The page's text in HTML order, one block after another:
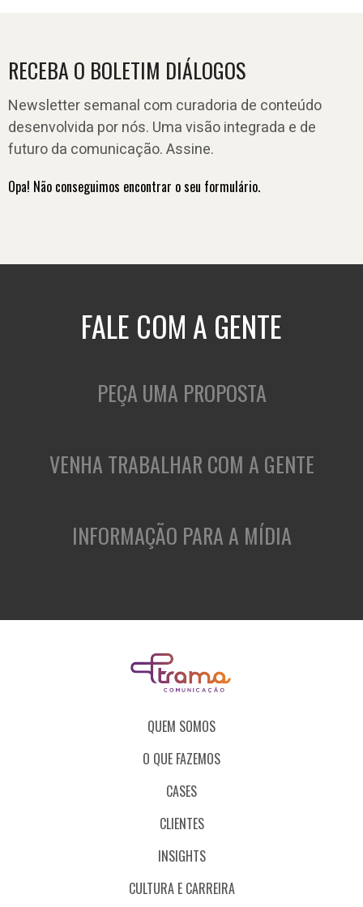
RECEBA O BOLETIM DIÁLOGOS
Newsletter semanal com curadoria de conteúdo
desenvolvida por nós. Uma visão integrada e de
futuro da comunicação. Assine.
Opa! Não conseguimos encontrar o seu formulário.
FALE COM A GENTE
PEÇA UMA PROPOSTA
VENHA TRABALHAR COM A GENTE
INFORMAÇÃO PARA A MÍDIA
QUEM SOMOS
O QUE FAZEMOS
CASES
CLIENTES
INSIGHTS
CULTURA E CARREIRA